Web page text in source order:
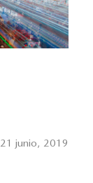
21 junio, 2019